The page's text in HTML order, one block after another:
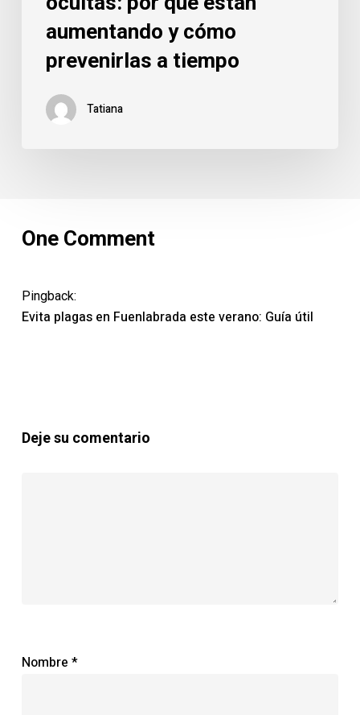
aumentando y cómo
prevenirlas a tiempo
Tatiana
One Comment
Pingback:
Evita plagas en Fuenlabrada este verano: Guía útil
Deje su comentario
Nombre *